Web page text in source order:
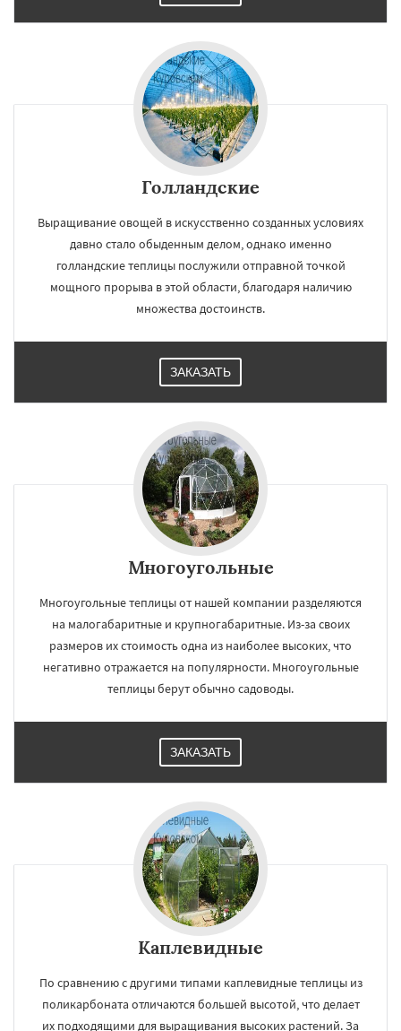
Голландские
Выращивание овощей в искусственно созданных условиях
давно стало обыденным делом, однако именно
голландские теплицы послужили отправной точкой
мощного прорыва в этой области, благодаря наличию
множества достоинств.
ЗАКАЗАТЬ
Многоугольные
Многоугольные теплицы от нашей компании разделяются
на малогабаритные и крупногабаритные. Из-за своих
размеров их стоимость одна из наиболее высоких, что
негативно отражается на популярности. Многоугольные
теплицы берут обычно садоводы.
ЗАКАЗАТЬ
Каплевидные
По сравнению с другими типами каплевидные теплицы из
поликарбоната отличаются большей высотой, что делает
их подходящими для выращивания высоких растений. За